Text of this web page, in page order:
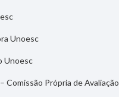
Unoesc
Unoesc
Comissão Própria de Avaliação